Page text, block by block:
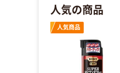
人気の商品
人気商品